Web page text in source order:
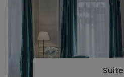
Suite